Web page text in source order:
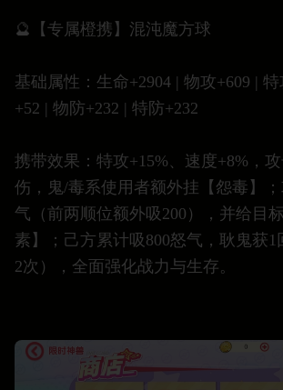
🔮【专属橙携】混沌魔方球
基础属性：生命+2904 | 物攻+609 |
+52 | 物防+232 | 特防+232
携带效果：特攻+15%、速度+8%，
伤，鬼/毒系使用者额外挂【怨毒】
气（前两顺位额外吸200），并给目
素】；己方累计吸800怒气，耿鬼获1
2次），全面强化战力与生存。